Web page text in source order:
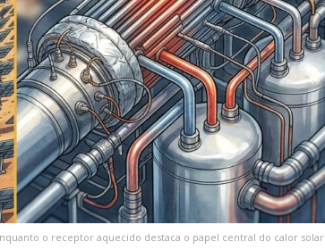
o receptor aquecido destaca o papel central do calor solar